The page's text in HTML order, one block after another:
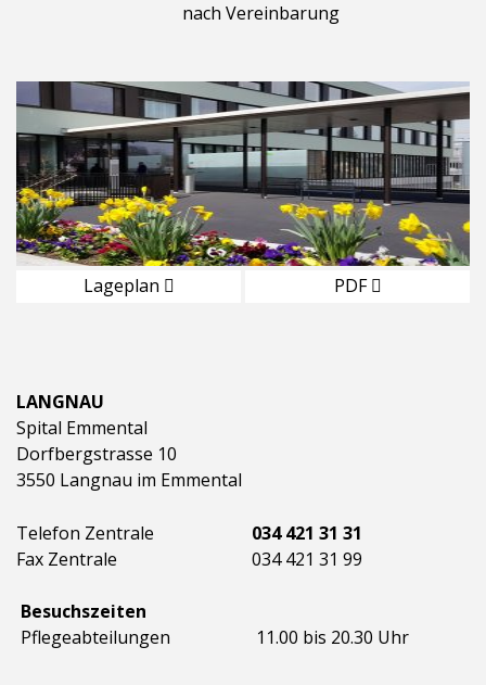
nach Vereinbarung
Lageplan PDF
LANGNAU
Spital Emmental
Dorfbergstrasse 10
3550 Langnau im Emmental
Telefon Zentrale
034 421 31 31
Fax Zentrale
034 421 31 99
Besuchszeiten
Pflegeabteilungen
11.00 bis 20.30 Uhr